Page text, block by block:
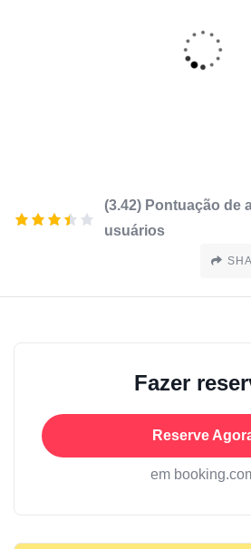
(3.42) Pontuação de
usuários
Fazer
Reserve
em